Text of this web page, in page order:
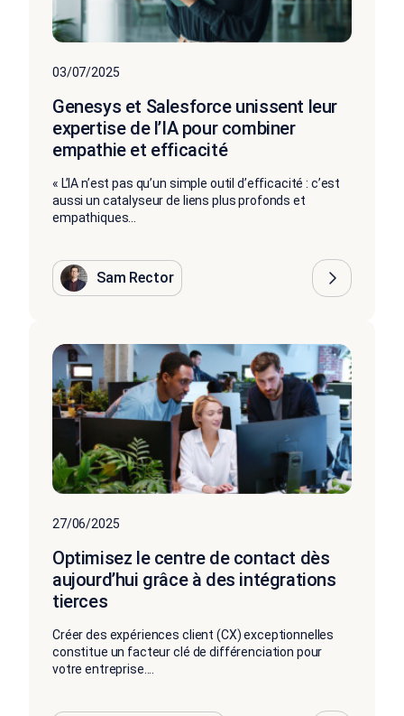
03/07/2025
Genesys et Salesforce unissent leur
expertise de l’IA pour combiner
empathie et efficacité
« L’IA n’est pas qu’un simple outil d’efficacité : c’est
aussi un catalyseur de liens plus profonds et
empathiques...
Sam Rector
27/06/2025
Optimisez le centre de contact dès
aujourd’hui grâce à des intégrations
tierces
Créer des expériences client (CX) exceptionnelles
constitue un facteur clé de différenciation pour
votre entreprise....